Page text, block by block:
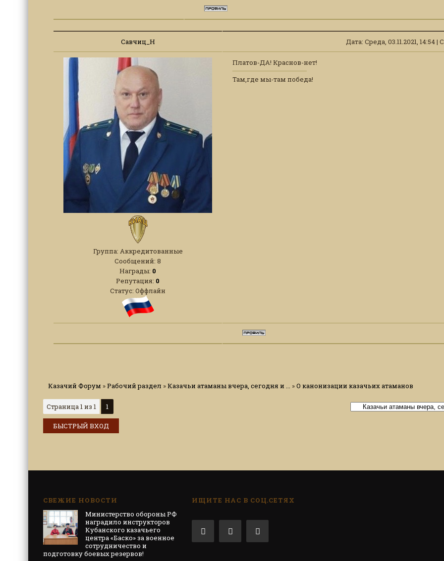
Савчиц_Н Дата: Среда, 03.11.2021, 14:54
Группа: Аккредитованные
Сообщений: 8
Награды: 0
Репутация: 0
Статус: Оффлайн
Платов-ДА! Краснов-нет!
Там,где мы-там победа!
Казачий Форум »Рабочий раздел »Казачьи атаманы вчера, сегодня и ... »О канонизации казачьих атаманов
Страница1из 1 1
СВЕЖИЕ НОВОСТИ
Министерство обороны РФ
наградило инструкторов
Кубанского казачьего
центра «Баско» за военное
сотрудничество и
подготовку боевых резервов!
ИЩИТЕ НАС В СОЦ.СЕТЯХ